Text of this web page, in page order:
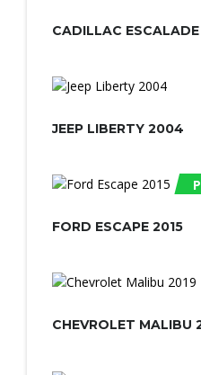
CADILLAC
JEEP LIBERTY 2004
FORD ESCAPE 2015
CHEVROLET MALIBU